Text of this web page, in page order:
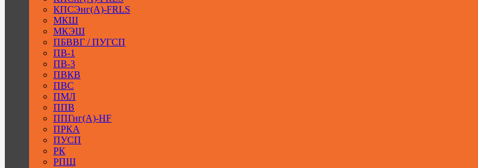
КПСЭнг(А)-FRLS
МКШ
МКЭШ
ПБВВГ / ПУГСП
ПВ-1
ПВ-3
ПВКВ
ПВС
ПМЛ
ППВ
ППГнг(А)-HF
ПРКА
ПУСП
РК
РПШ